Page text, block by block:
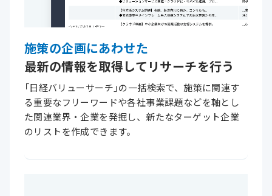
施策の企画にあわせた
最新の情報を取得して リサーチを行う
「日経バリューサーチ」の一括検索で、施策に関連す
る重要なフリーワードや各社事業課題などを軸とし
た関連業界・企業を発掘し、新たなターゲット企業
のリストを作成できます。